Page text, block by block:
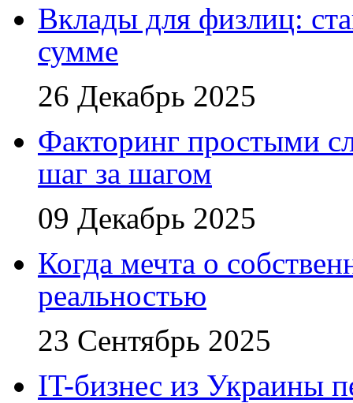
Вклады для физлиц:
сумме
26 Декабрь 2025
Факторинг простыми
шаг за шагом
09 Декабрь 2025
Когда мечта о
реальностью
23 Сентябрь 2025
IT-бизнес из Украины